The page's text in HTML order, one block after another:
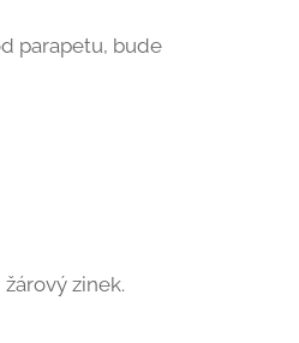
parapetu, bude
zinek.